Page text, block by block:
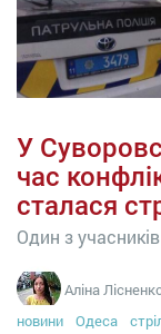
У
час
сталася
Один з
Аліна
новини
Одеса